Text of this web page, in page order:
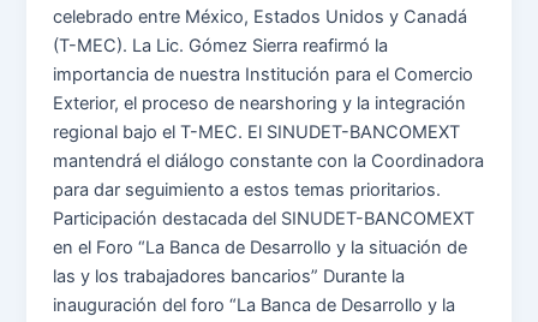
celebrado entre México, Estados Unidos y Canadá
(T-MEC). La Lic. Gómez Sierra reafirmó la
importancia de nuestra Institución para el Comercio
Exterior, el proceso de nearshoring y la integración
regional bajo el T-MEC. El SINUDET-BANCOMEXT
mantendrá el diálogo constante con la Coordinadora
para dar seguimiento a estos temas prioritarios.
Participación destacada del SINUDET-BANCOMEXT
en el Foro “La Banca de Desarrollo y la situación de
las y los trabajadores bancarios” Durante la
inauguración del foro “La Banca de Desarrollo y la